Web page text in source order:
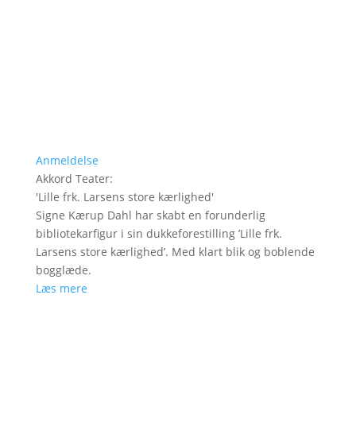
Anmeldelse
Akkord Teater:
'Lille frk. Larsens store kærlighed'
Signe Kærup Dahl har skabt en forunderlig
bibliotekarfigur i sin dukkeforestilling ’Lille frk.
Larsens store kærlighed’. Med klart blik og boblende
bogglæde.
Læs mere